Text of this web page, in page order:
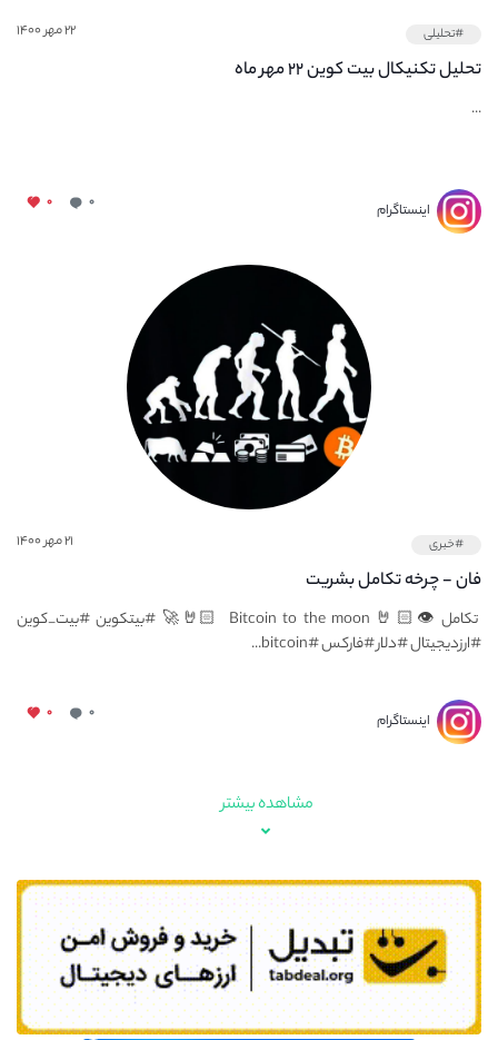
#تحلیلی ۲۲ مهر ۱۴۰۰
تحلیل تکنیکال بیت کوین ۲۲ مهر ماه
...
اینستاگرام ۰ ۰
#خبری ۲۱ مهر ۱۴۰۰
فان - چرخه تکامل بشریت
تکامل⁦👁️⁩⁦🤘🏻⁩ Bitcoin to the moon 🤘🏻🚀 #بیتکوین #بیت_کوین
#ارزدیجیتال #دلار #فارکس #bitcoin...
اینستاگرام ۰ ۰
مشاهده بیشتر